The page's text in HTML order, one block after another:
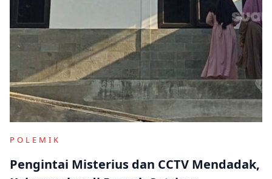
POLEMIK
Pengintai Misterius dan CCTV Mendadak,